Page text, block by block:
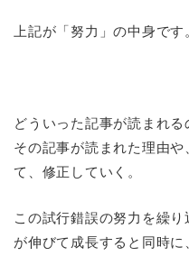
上記が「努力」の中身です
どういった記事が読まれる
その記事が読まれた理由
て、修正していく。
この試行錯誤の努力を繰
が伸びて成長すると同時